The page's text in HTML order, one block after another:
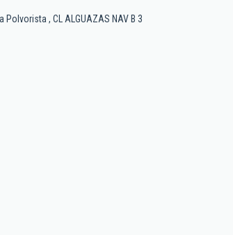
Polvorista , CL ALGUAZAS NAV B 3